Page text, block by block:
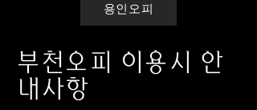
용인오피
​부천오피 이용시 안
내사항